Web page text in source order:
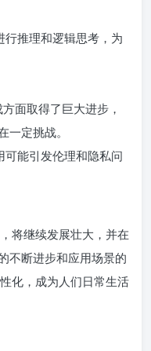
推理和逻辑思考，为
面取得了巨大进步，
定挑战。
能引发伦理和隐私问
将继续发展壮大，并在
不断进步和应用场景的
化，成为人们日常生活